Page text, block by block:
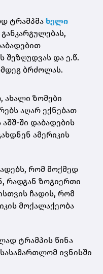
ტრამპმა ხელი
შეზღუდვას და ე.წ.
ბრძოლას.
ახალი ზომები
აღარ ექნებათ
ში დაბადების
ამერიკის
რომ მოქმედ
რადგან ზოგიერთი
ჩადის, რომ
მოქალაქეობა
ტრამპის წინა
ივნისში